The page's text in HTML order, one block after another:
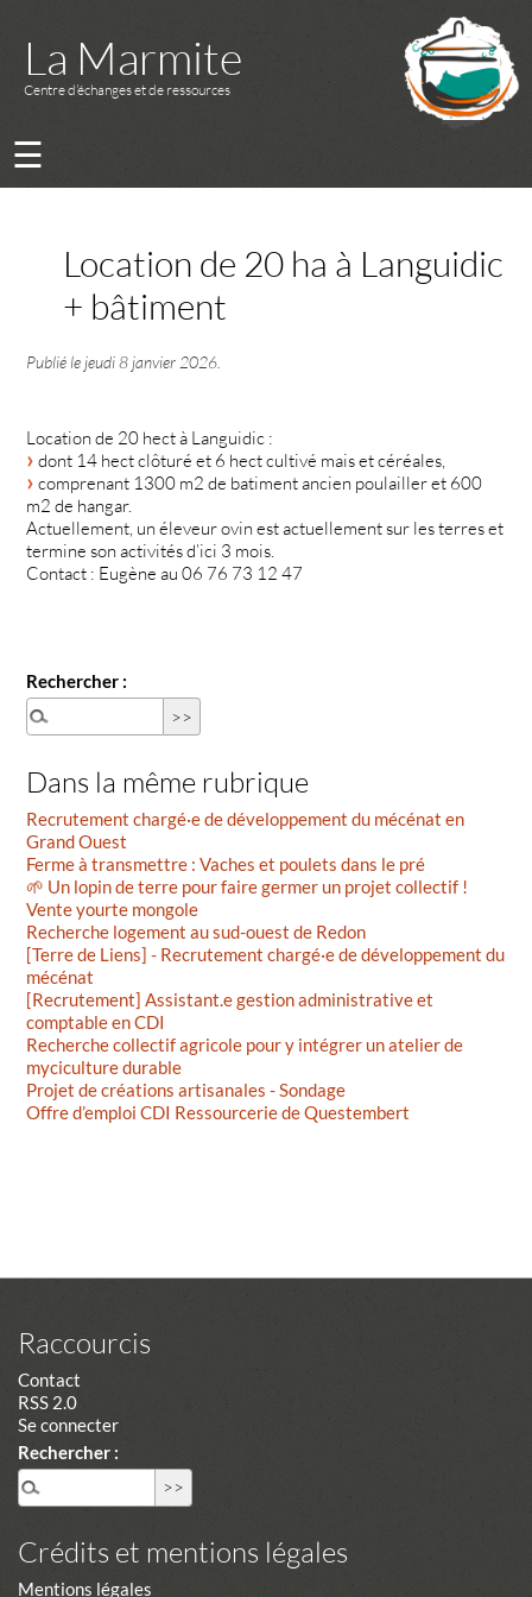
La Marmite
Centre d’échanges et de ressources
☰
Location de 20 ha à Languidic
+ bâtiment
Publié le jeudi 8 janvier 2026
Location de 20 hect à Languidic :
dont 14 hect clôturé et 6 hect cultivé mais et céréales,
comprenant 1300 m2 de batiment ancien poulailler et 600
m2 de hangar.
Actuellement, un éleveur ovin est actuellement sur les terres et
termine son activités d’ici 3 mois.
Contact : Eugène au 06 76 73 12 47
Rechercher :
Dans la même rubrique
Recrutement chargé·e de développement du mécénat en
Grand Ouest
Ferme à transmettre : Vaches et poulets dans le pré
🌱 Un lopin de terre pour faire germer un projet collectif !
Vente yourte mongole
Recherche logement au sud-ouest de Redon
[Terre de Liens] - Recrutement chargé·e de développement du
mécénat
[Recrutement] Assistant.e gestion administrative et
comptable en CDI
Recherche collectif agricole pour y intégrer un atelier de
myciculture durable
Projet de créations artisanales - Sondage
Offre d’emploi CDI Ressourcerie de Questembert
Raccourcis
Contact
RSS 2.0
Se connecter
Rechercher :
Crédits et mentions légales
Mentions légales